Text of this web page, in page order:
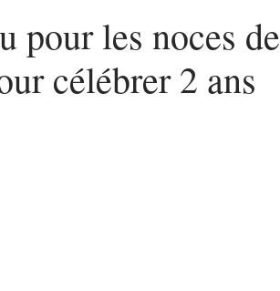
pour les noces de
célébrer 2 ans